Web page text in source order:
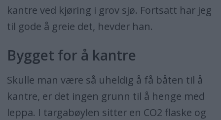
kantre ved kjøring i grov sjø. Fortsatt har jeg
til gode å greie det, hevder han.
Bygget for å kantre
Skulle man være så uheldig å få båten til å
kantre, er det ingen grunn til å henge med
leppa. I targabøylen sitter en CO2 flaske og